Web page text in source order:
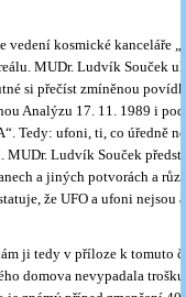
vedení kosmické kanceláře
MUDr. Ludvík Souček
si přečíst zmíněnou
Analýzu 17. 11. 1989 i
Tedy: ufoni, ti, co úředně
Ludvík Souček
a jiných potvorách a
že UFO a ufoni nejsou
ji tedy v příloze k tomuto
domova nevypadala